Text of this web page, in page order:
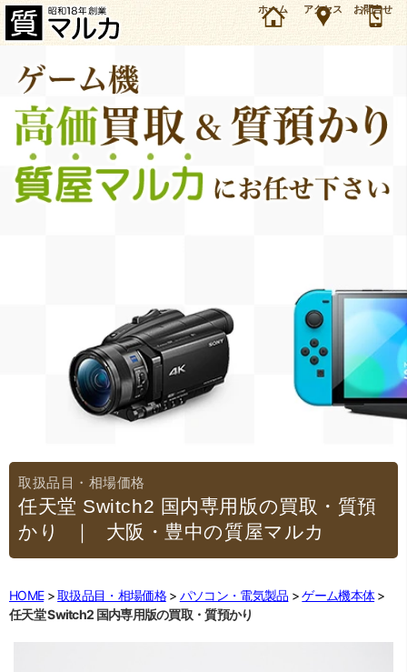
大阪・千里中央のお客様より任天堂 Switch2 国内専用版を3万5000円で質預かりしました。任
天堂 ゲーム機本体の買取＆質預かり・質入れは大阪・豊中の質屋マルカにお任せ下さい。
（2025年9月時点の価格です）
ホーム アクセス お問合せ
任天堂 Switch2 国内専用版の買取・質預
かり
｜大阪・豊中の質屋マルカ
HOME 取扱品目・相場価格 パソコン・電気製品
ゲーム機本体
任天堂 Switch2 国内専用版の買取・質預かり